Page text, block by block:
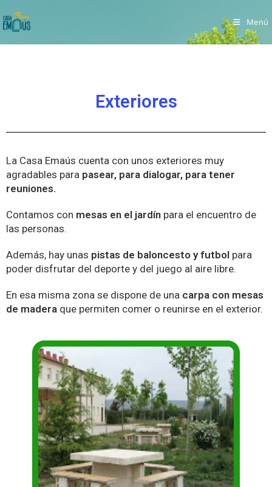
Menú
Exteriores
La Casa Emaús cuenta con unos exteriores muy
agradables para pasear, para dialogar, para tener
reuniones.
Contamos con mesas en el jardín para el encuentro de
las personas.
Además, hay unas pistas de baloncesto y futbol para
poder disfrutar del deporte y del juego al aire libre.
En esa misma zona se dispone de una carpa con mesas
de madera que permiten comer o reunirse en el exterior.